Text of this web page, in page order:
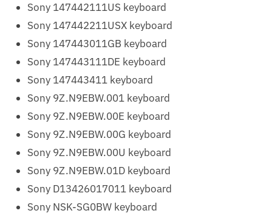
Sony 147442111US keyboard
Sony 147442211USX keyboard
Sony 147443011GB keyboard
Sony 147443111DE keyboard
Sony 147443411 keyboard
Sony 9Z.N9EBW.001 keyboard
Sony 9Z.N9EBW.00E keyboard
Sony 9Z.N9EBW.00G keyboard
Sony 9Z.N9EBW.00U keyboard
Sony 9Z.N9EBW.01D keyboard
Sony D13426017011 keyboard
Sony NSK-SG0BW keyboard